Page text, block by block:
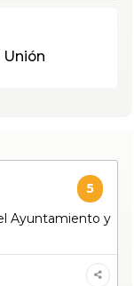
Unión
5
Ayuntamiento y